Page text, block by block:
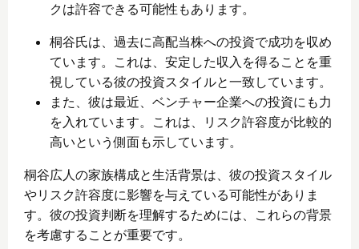
クは許容できる可能性もあります。
桐谷氏は、過去に高配当株への投資で成功を収め
ています。これは、安定した収入を得ることを重
視している彼の投資スタイルと一致しています。
また、彼は最近、ベンチャー企業への投資にも力
を入れています。これは、リスク許容度が比較的
高いという側面も示しています。
桐谷広人の家族構成と生活背景は、彼の投資スタイル
やリスク許容度に影響を与えている可能性がありま
す。彼の投資判断を理解するためには、これらの背景
を考慮することが重要です。